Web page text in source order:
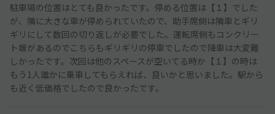
駐車場の位置はとても良かったです。停める位置は【１】でした
が、隣に大きな車が停められていたので、助手席側は隣車とギリ
ギリにして数回の切り返しが必要でした。運転席側もコンクリー
ト塀があるのでこちらもギリギリの停車でしたので降車は大変難
しかったです。次回は他のスペースが空いてる時か【１】の時は
もう1人誰かに乗車してもらえれば、良いかと思いました。駅から
も近く低価格でしたので良かったです。